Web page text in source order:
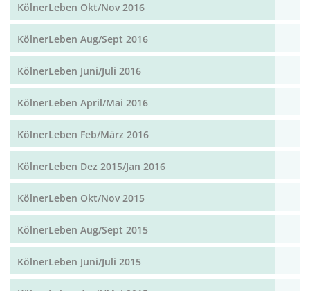
KölnerLeben Okt/Nov 2016
KölnerLeben Aug/Sept 2016
KölnerLeben Juni/Juli 2016
KölnerLeben April/Mai 2016
KölnerLeben Feb/März 2016
KölnerLeben Dez 2015/Jan 2016
KölnerLeben Okt/Nov 2015
KölnerLeben Aug/Sept 2015
KölnerLeben Juni/Juli 2015